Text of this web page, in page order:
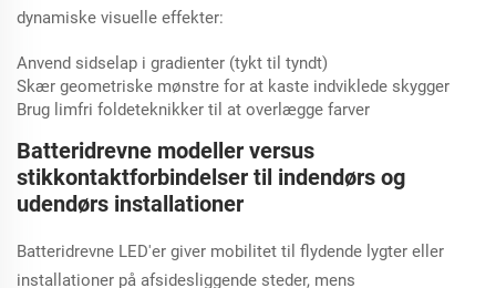
dynamiske visuelle effekter:
Anvend sidselap i gradienter (tykt til tyndt)
Skær geometriske mønstre for at kaste indviklede skygger
Brug limfri foldeteknikker til at overlægge farver
Batteridrevne modeller versus
stikkontaktforbindelser til indendørs og
udendørs installationer
Batteridrevne LED'er giver mobilitet til flydende lygter eller
installationer på afsidesliggende steder, mens